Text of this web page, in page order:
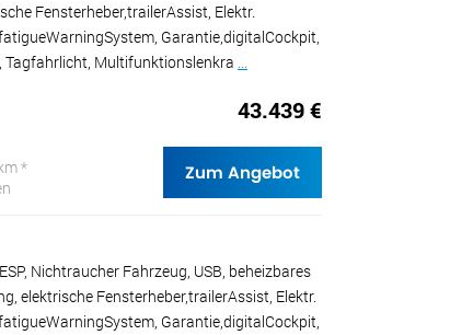
Fensterheber,trailerAssist, Elektr.
Garantie,digitalCockpit,
Multifunktionslenkra ...
*
43.439 €
Zum Angebot
Nichtraucher Fahrzeug, USB, beheizbares
elektrische Fensterheber,trailerAssist, Elektr.
Garantie,digitalCockpit,